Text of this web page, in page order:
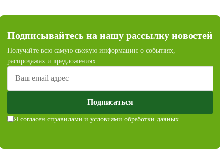
Подписывайтесь на нашу рассылку новостей
Получайте всю самую свежую информацию о событиях,
распродажах и предложениях
Подписаться
Я согласен справилами и условиями обработки данных